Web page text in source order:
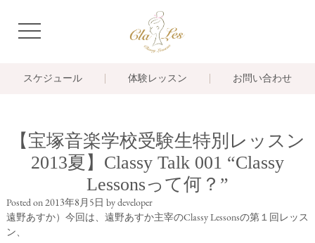
navigation
スケジュール 体験レッスン お問い合わせ
【宝塚音楽学校受験生特別レッスン
2013夏】Classy Talk 001 “Classy
Lessonsって何？”
Posted on2013年8月5日 bydeveloper
遠野あすか）今回は、遠野あすか主宰のClassy Lessonsの第１回レッス
ン、